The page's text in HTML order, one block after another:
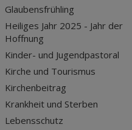
Glaubensfrühling
Heiliges Jahr 2025 - Jahr der
Hoffnung
Kinder- und Jugendpastoral
Kirche und Tourismus
Kirchenbeitrag
Krankheit und Sterben
Lebensschutz